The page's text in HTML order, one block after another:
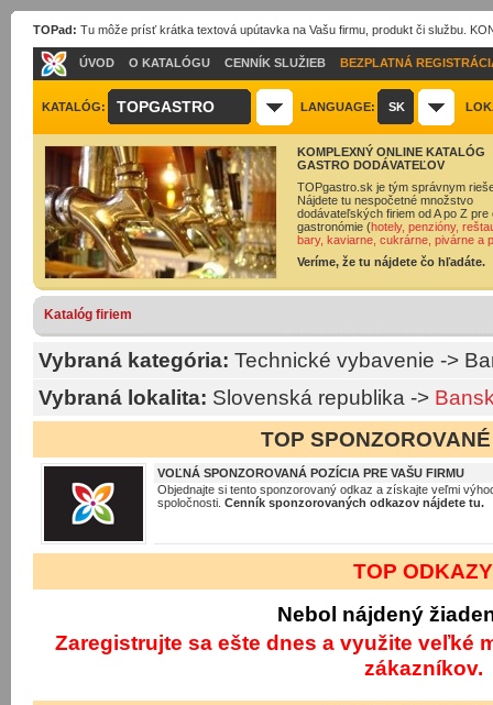
TOPad: Tu môže prísť krátka textová upútavka na Vašu firmu, produkt či službu.
ÚVOD O KATALÓGU CENNÍK SLUŽIEB BEZPLATNÁ
KATALÓG: TOPGASTRO LANGUAGE: SK
KOMPLEXNÝ ONLINE KATALÓG
GASTRO DODÁVATEĽOV
TOPgastro.sk je tým správnym
Nájdete tu nespočetné množstvo
dodávateľských firiem od A po Z pre
gastronómie (hotely, penzióny,
bary, kaviarne, cukrárne, pivárne a
Veríme, že tu nájdete čo hľadáte.
Katalóg firiem
Vybraná kategória: Technické vybavenie ->
Vybraná lokalita: Slovenská republika ->
TOP
VOĽNÁ SPONZOROVANÁ POZÍCIA PRE VAŠU FIRMU
Objednajte si tento sponzorovaný odkaz a získajte veľmi
spoločnosti. Cenník sponzorovaných odkazov nájdete tu.
TOP ODKAZY
Nebol nájdený
Zaregistrujte sa ešte dnes a využite veľké
zákazníkov.